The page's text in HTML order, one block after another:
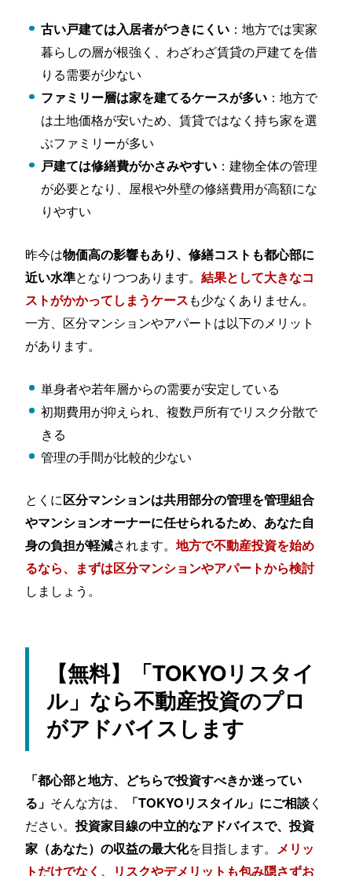
古い戸建ては入居者がつきにくい：地方では実家
暮らしの層が根強く、わざわざ賃貸の戸建てを借
りる需要が少ない
ファミリー層は家を建てるケースが多い：地方で
は土地価格が安いため、賃貸ではなく持ち家を選
ぶファミリーが多い
戸建ては修繕費がかさみやすい：建物全体の管理
が必要となり、屋根や外壁の修繕費用が高額にな
りやすい
昨今は物価高の影響もあり、修繕コストも都心部に
近い水準となりつつあります。結果として大きなコ
ストがかかってしまうケースも少なくありません。
一方、区分マンションやアパートは以下のメリット
があります。
単身者や若年層からの需要が安定している
初期費用が抑えられ、複数戸所有でリスク分散で
きる
管理の手間が比較的少ない
とくに区分マンションは共用部分の管理を管理組合
やマンションオーナーに任せられるため、あなた自
身の負担が軽減されます。地方で不動産投資を始め
るなら、まずは区分マンションやアパートから検討
しましょう。
【無料】「TOKYOリスタイ
ル」なら不動産投資のプロ
がアドバイスします
「都心部と地方、どちらで投資すべきか迷ってい
る」 そんな方は、 「TOKYOリスタイル」にご相談く
ださい。投資家目線の中立的なアドバイスで、投資
家（あなた）の収益の最大化を目指します。 メリッ
トだけでなく、リスクやデメリットも包み隠さずお